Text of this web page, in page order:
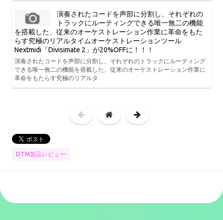
演奏されたコードを声部に分割し、それぞれの
トラックにルーティングできる唯一無二の機能
を搭載した、従来のオーケストレーション作業に革命をもた
らす究極のリアルタイムオーケストレーションツール
Nextmidi「Divisimate 2」が20%OFFに！！！
演奏されたコードを声部に分割し、それぞれのトラックにルーティング
できる唯一無二の機能を搭載した、従来のオーケストレーション作業に
革命をもたらす究極のリアルタ
DTM製品レビュー